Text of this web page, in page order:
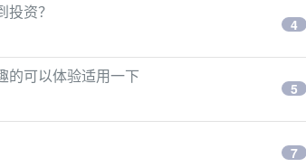
资？
4
的可以体验适用一下
5
7